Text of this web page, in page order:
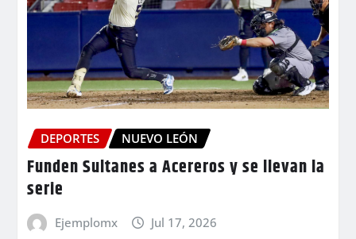
DEPORTES NUEVO LEÓN
Funden Sultanes a Acereros y se llevan la
serie
Ejemplomx Jul 17, 2026